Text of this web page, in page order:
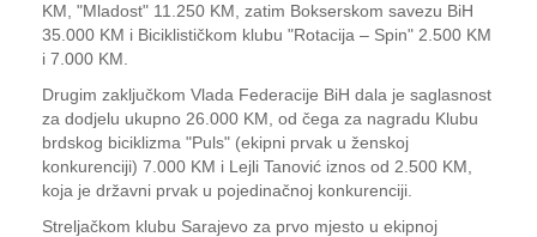
KM, "Mladost" 11.250 KM, zatim Bokserskom savezu BiH
35.000 KM i Biciklističkom klubu "Rotacija – Spin" 2.500 KM
i 7.000 KM.
Drugim zaključkom Vlada Federacije BiH dala je saglasnost
za dodjelu ukupno 26.000 KM, od čega za nagradu Klubu
brdskog biciklizma "Puls" (ekipni prvak u ženskoj
konkurenciji) 7.000 KM i Lejli Tanović iznos od 2.500 KM,
koja je državni prvak u pojedinačnoj konkurenciji.
Streljačkom klubu Sarajevo za prvo mjesto u ekipnoj